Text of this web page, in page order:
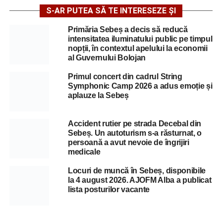
S-AR PUTEA SĂ TE INTERESEZE ȘI
Primăria Sebeș a decis să reducă
intensitatea iluminatului public pe timpul
nopții, în contextul apelului la economii
al Guvernului Bolojan
Primul concert din cadrul String
Symphonic Camp 2026 a adus emoție și
aplauze la Sebeș
Accident rutier pe strada Decebal din
Sebeș. Un autoturism s-a răsturnat, o
persoană a avut nevoie de îngrijiri
medicale
Locuri de muncă în Sebeș, disponibile
la 4 august 2026. AJOFM Alba a publicat
lista posturilor vacante